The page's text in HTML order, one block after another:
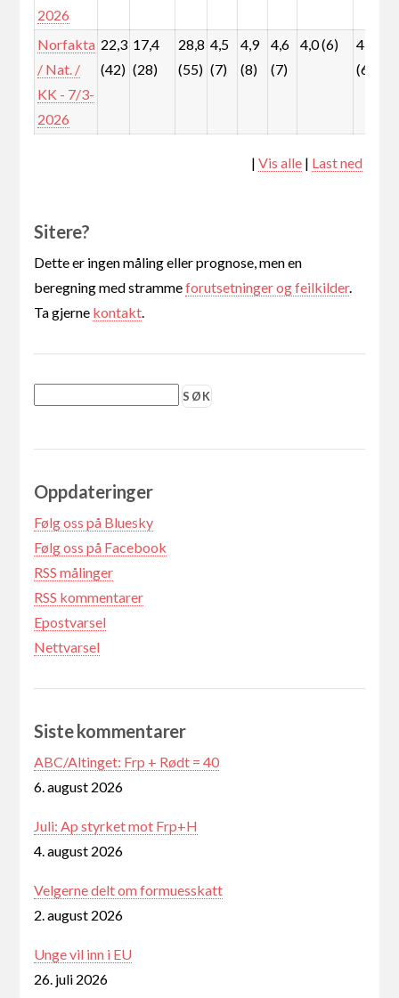
2026
Norfakta
/ Nat. /
KK - 7/3-
2026
22,3
(42)
17,4
(28)
28,8
(55)
4,5
(7)
4,9
(8)
4,6
(7)
4,0 (6)
4,1
(6)
|Vis alle | Last ned
Sitere?
Dette er ingen måling eller prognose, men en
beregning med strammeforutsetninger og feilkilder.
Ta gjerne kontakt.
Oppdateringer
Følg oss på Bluesky
Følg oss på Facebook
RSS målinger
RSS kommentarer
Epostvarsel
Nettvarsel
Siste kommentarer
ABC/Altinget: Frp + Rødt = 40
6. august 2026
Juli: Ap styrket mot Frp+H
4. august 2026
Velgerne delt om formuesskatt
2. august 2026
Unge vil inn i EU
26. juli 2026